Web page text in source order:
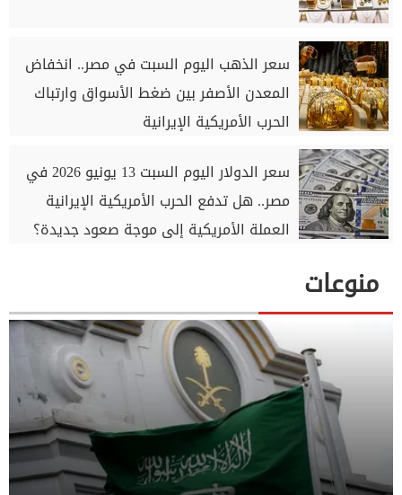
سعر الذهب اليوم السبت في مصر.. انخفاض
المعدن الأصفر بين ضغط الأسواق وارتباك
الحرب الأمريكية الإيرانية
سعر الدولار اليوم السبت 13 يونيو 2026 في
مصر.. هل تدفع الحرب الأمريكية الإيرانية
العملة الأمريكية إلى موجة صعود جديدة؟
منوعات